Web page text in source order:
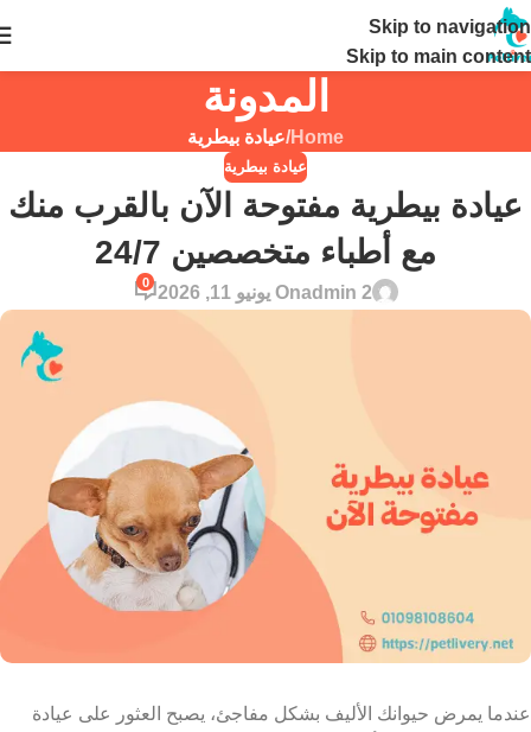
Skip to navigation
Skip to main content
المدونة
Home
/عيادة بيطرية
عيادة بيطرية
عيادة بيطرية مفتوحة الآن بالقرب منك
مع أطباء متخصصين 24/7
admin 2On يونيو 11, 2026
0
عندما يمرض حيوانك الأليف بشكل مفاجئ، يصبح العثور على عيادة